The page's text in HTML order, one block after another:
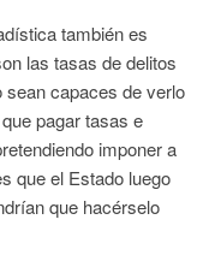
también es
las tasas de delitos
capaces de verlo
pagar tasas e
imponer a
que el Estado luego
que hacérselo